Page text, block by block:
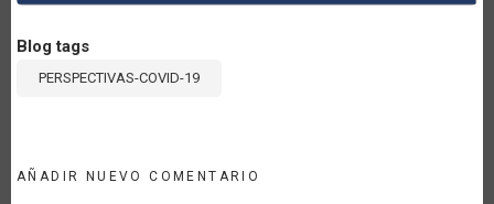
Blog tags
PERSPECTIVAS-COVID-19
AÑADIR NUEVO COMENTARIO